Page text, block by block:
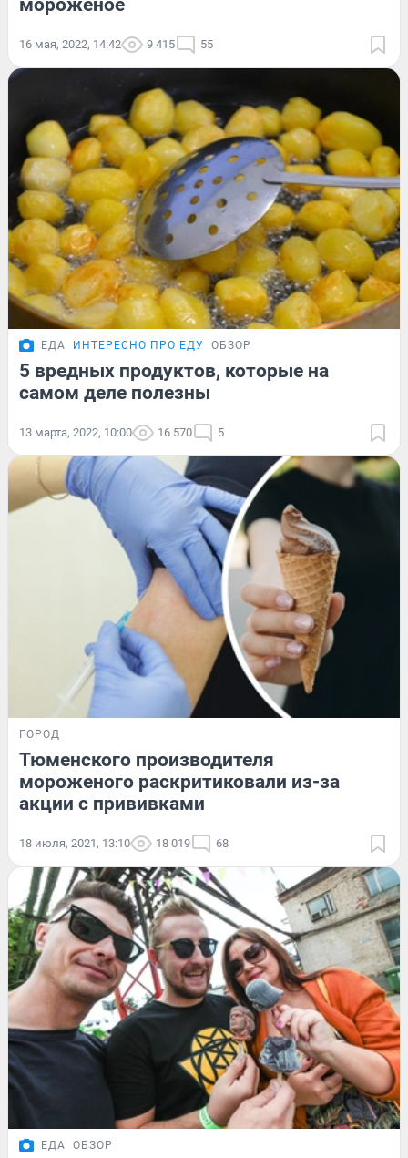
16 мая, 2022, 14:42 9 415 55
ЕДА ИНТЕРЕСНО ПРО ЕДУ ОБЗОР
5 вредных продуктов, которые на
самом деле полезны
13 марта, 2022, 10:00 16 570 5
ГОРОД
Тюменского производителя
мороженого раскритиковали из-за
акции с прививками
18 июля, 2021, 13:10 18 019 68
ЕДА ОБЗОР